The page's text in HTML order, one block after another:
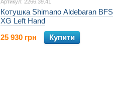
Артикул: 2266.39.41
Котушка Shimano Aldebaran BFS
XG Left Hand
25 930 грн
Купити